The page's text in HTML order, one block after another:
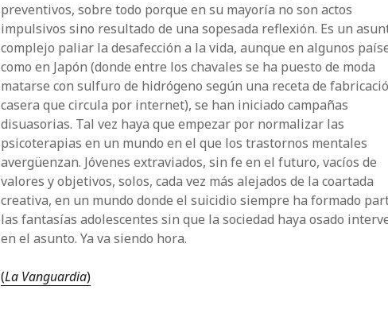
preventivos, sobre todo porque en su mayoría no son actos
impulsivos sino resultado de una sopesada reflexión. Es un
complejo paliar la desafección a la vida, aunque en algunos
como en Japón (donde entre los chavales se ha puesto de moda
matarse con sulfuro de hidrógeno según una receta de
casera que circula por internet), se han iniciado campañas
disuasorias. Tal vez haya que empezar por normalizar las
psicoterapias en un mundo en el que los trastornos mentales
avergüenzan. Jóvenes extraviados, sin fe en el futuro, vacíos de
valores y objetivos, solos, cada vez más alejados de la coartada
creativa, en un mundo donde el suicidio siempre ha formado
las fantasías adolescentes sin que la sociedad haya osado
en el asunto. Ya va siendo hora.
(La Vanguardia)